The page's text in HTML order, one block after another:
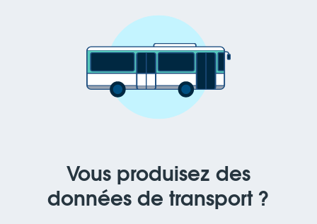
Vous produisez des
données de transport ?